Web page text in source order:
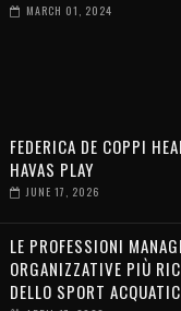
MARCH 01, 2024
FEDERICA DE COPPI
HAVAS PLAY
JUNE 17, 2026
LE PROFESSIONI
ORGANIZZATIVE PIÙ
DELLO SPORT